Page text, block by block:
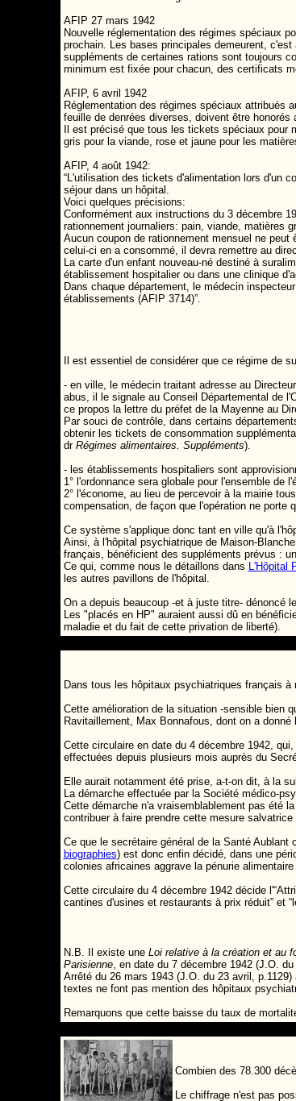
AFIP 27 mars 1942
Nouvelle réglementation des régimes spéciaux
prochain. Les bases principales demeurent,
suppléments de certaines rations sont toujours
minimum est fixée pour chacun, des certificats
AFIP, 6 avril 1942
Réglementation des régimes spéciaux attribués
feuille de denrées diverses, doivent être
Il est précisé que tous les tickets spéciaux
gris pour la viande, rose et jaune pour les
AFIP, 4 août 1942:
“L'utilisation des tickets d'alimentation lors d'un
séjour dans un hôpital.
Voici quelques précisions:
Conformément aux instructions du 3 décembre
rationnement journaliers: pain, viande, matières
Aucun coupon de rationnement mensuel ne
celui-ci en a consommé, il devra remettre au
La carte d'un enfant nouveau-né destiné à
établissement hospitalier ou dans une clinique
Dans chaque département, le médecin
établissements (AFIP 3714)”.
Il est essentiel de considérer que ce régime de
- en ville, le médecin traitant adresse au
abus, il le signale au Conseil Départemental de
ce propos la lettre du préfet de la Mayenne au
Par souci de contrôle, dans certains
obtenir les tickets de consommation
dr Régimes alimentaires. Suppléments).
- les établissements hospitaliers sont
1° l'ordonnance sera globale pour l'ensemble de
2° l'économe, au lieu de percevoir à la mairie
compensation, de façon que l'opération ne porte
Ce système s'applique donc tant en ville qu'à
Ainsi, à l'hôpital psychiatrique de Maison-
français, bénéficient des suppléments prévus :
Ce qui, comme nous le détaillons dans L'Hôpital
les autres pavillons de l'hôpital.
On a depuis beaucoup -et à juste titre- dénoncé
Les "placés en HP" auraient aussi dû en
maladie et du fait de cette privation de liberté).
Dans tous les hôpitaux psychiatriques français
Cette amélioration de la situation -sensible bien
Ravitaillement, Max Bonnafous, dont on a
Cette circulaire en date du 4 décembre 1942,
effectuées depuis plusieurs mois auprès du
Elle aurait notamment été prise, a-t-on dit, à la
La démarche effectuée par la Société médico-
Cette démarche n'a vraisemblablement pas été
contribuer à faire prendre cette mesure salvatrice
Ce que le secrétaire général de la Santé
biographies) est donc enfin décidé, dans une
colonies africaines aggrave la pénurie
Cette circulaire du 4 décembre 1942 décide
cantines d'usines et restaurants à prix réduit” et
N.B. Il existe une Loi relative à la création et au
Parisienne, en date du 7 décembre 1942 (J.O.
Arrêté du 26 mars 1943 (J.O. du 23 avril, p.1129)
textes ne font pas mention des hôpitaux
Remarquons que cette baisse du taux de
Combien des 78.300
Le chiffrage n'est pas